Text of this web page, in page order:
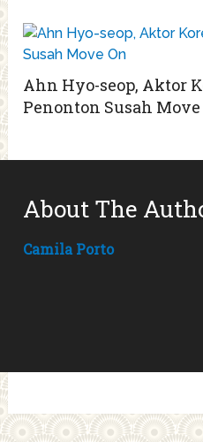
Ahn Hyo-seop, Aktor
Penonton Susah Move
About The
Camila Porto